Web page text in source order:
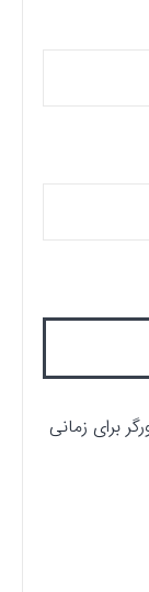
برای زمانی